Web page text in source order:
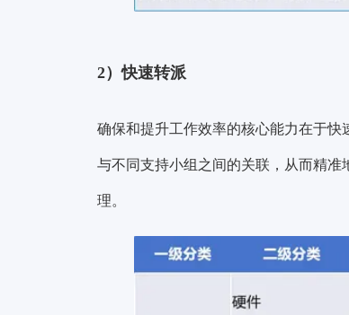
2）快速转派
确保和提升工作效率的核心能力在于
与不同支持小组之间的关联，从而精
理。